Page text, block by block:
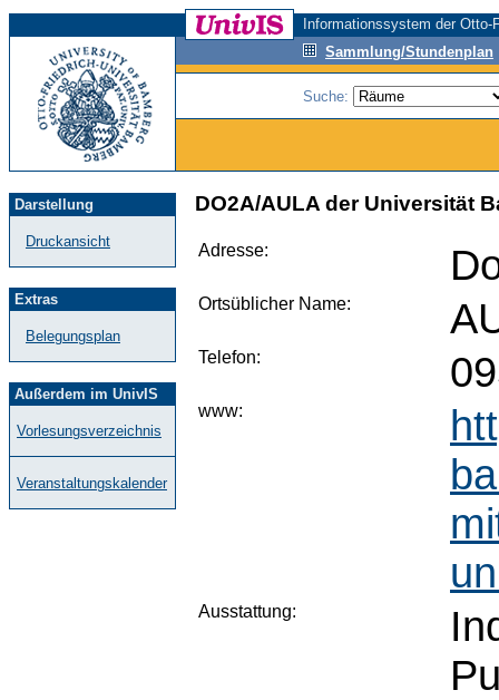
Informationssystem der
Sammlung/Stundenplan
Suche:
Darstellung
Druckansicht
Extras
Belegungsplan
Außerdem im UnivIS
Vorlesungsverzeichnis
Veranstaltungskalender
DO2A/AULA der Universität
Adresse:
Ortsüblicher Name:
Telefon:
www:
Ausstattung: